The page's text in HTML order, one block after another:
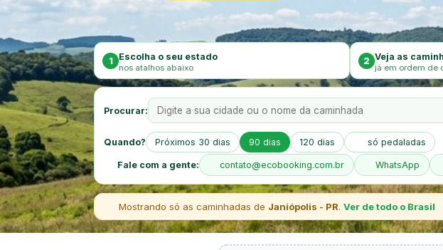
1 Escolha o seu estado
nos atalhos abaixo
2 Veja as
já em ordem de
Procurar:
Quando? Próximos 30 dias 90 dias 120 dias só pedaladas
Fale com a gente: contato@ecobooking.com.br WhatsApp
Mostrando só as caminhadas de Janiópolis - PR.Ver de todo o Brasil